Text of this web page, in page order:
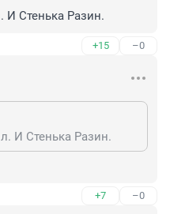
Стенька Разин.
+15 –0
И Стенька Разин.
+7 –0